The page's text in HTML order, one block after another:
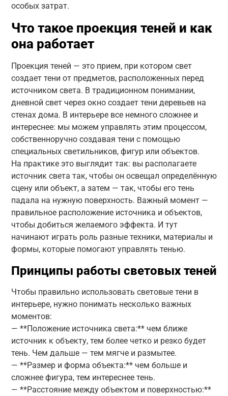
особых затрат.
Что такое проекция теней и как
она работает
Проекция теней — это прием, при котором свет
создает тени от предметов, расположенных перед
источником света. В традиционном понимании,
дневной свет через окно создает тени деревьев на
стенах дома. В интерьере все немного сложнее и
интереснее: мы можем управлять этим процессом,
собственноручно создавая тени с помощью
специальных светильников, фигур или объектов.
На практике это выглядит так: вы располагаете
источник света так, чтобы он освещал определённую
сцену или объект, а затем — так, чтобы его тень
падала на нужную поверхность. Важный момент —
правильное расположение источника и объектов,
чтобы добиться желаемого эффекта. И тут
начинают играть роль разные техники, материалы и
формы, которые помогают управлять тенью.
Принципы работы световых теней
Чтобы правильно использовать световые тени в
интерьере, нужно понимать несколько важных
моментов:
— **Положение источника света:** чем ближе
источник к объекту, тем более четко и резко будет
тень. Чем дальше — тем мягче и размытее.
— **Размер и форма объекта:** чем больше и
сложнее фигура, тем интереснее тень.
— **Расстояние между объектом и поверхностью:**